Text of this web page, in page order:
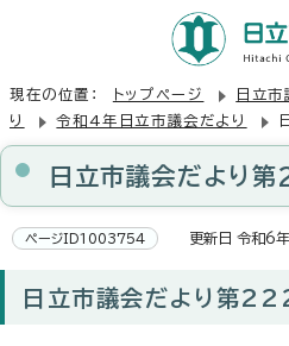
現在の位置： トップページ 日立市
り
令和4年日立市議会だより
日立市議会だより
ページID1003754 更新日 令和6
日立市議会だより第